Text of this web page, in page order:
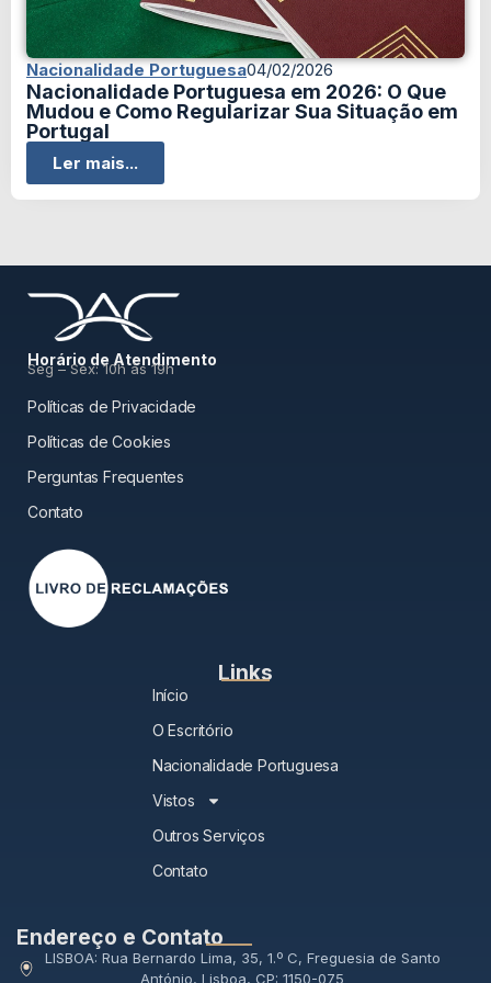
Nacionalidade Portuguesa04/02/2026
Nacionalidade Portuguesa em 2026: O Que
Mudou e Como Regularizar Sua Situação em
Portugal
Ler mais...
Horário de Atendimento
Seg – Sex: 10h às 19h
Políticas de Privacidade
Políticas de Cookies
Perguntas Frequentes
Contato
Links
Início
O Escritório
Nacionalidade Portuguesa
Vistos
Outros Serviços
Contato
Endereço e Contato
LISBOA: Rua Bernardo Lima, 35, 1.º C, Freguesia de Santo
António, Lisboa, CP: 1150-075